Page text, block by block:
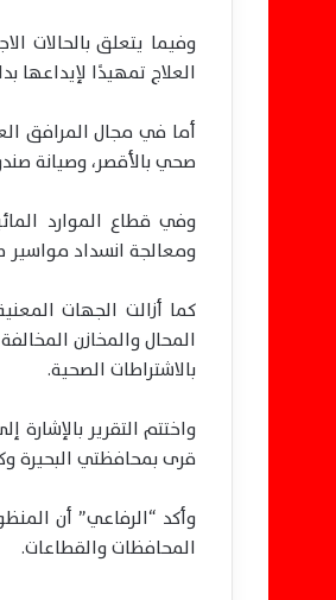
وفيما يتعلق بالحالات
العلاج تمهيدًا لإيداعها
أما في مجال المرافق
صحي بالأقصر، وصيانة
ومعالجة انسداد
كما أزالت الجهات
المحال والمخازن
بالاشتراطات الصحية.
واختتم التقرير
قرى بمحافظتي البحيرة
وأكد “الرفاعي” أن
المحافظات والقطاعات.